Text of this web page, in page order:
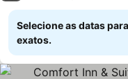
Selecione as datas
exatos.